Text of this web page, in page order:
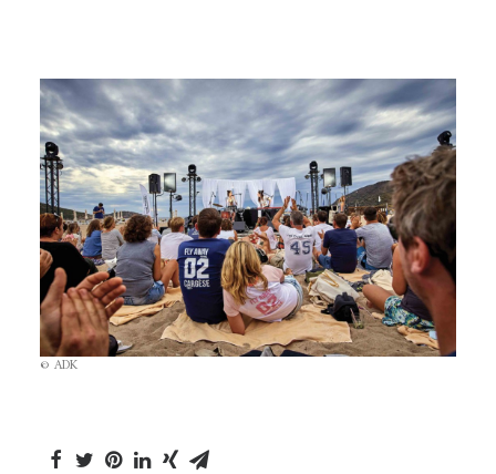
© ADK